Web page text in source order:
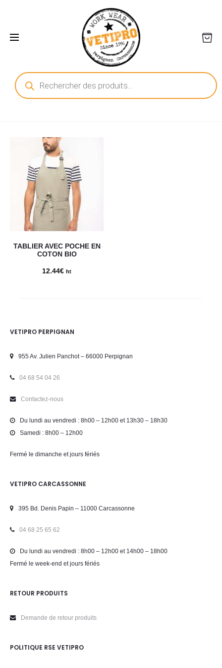
Recherche
de
produits
TABLIER AVEC POCHE EN
COTON BIO
12.44€ ht
VETIPRO PERPIGNAN
955 Av. Julien Panchot – 66000 Perpignan
04 68 54 04 26
Contactez-nous
Du lundi au vendredi : 8h00 – 12h00 et 13h30 – 18h30
Samedi : 8h00 – 12h00
Fermé le dimanche et jours fériés
VETIPRO CARCASSONNE
395 Bd. Denis Papin – 11000 Carcassonne
04 68 25 65 62
Du lundi au vendredi : 8h00 – 12h00 et 14h00 – 18h00
Fermé le week-end et jours fériés
RETOUR PRODUITS
Demande de retour produits
POLITIQUE RSE VETIPRO